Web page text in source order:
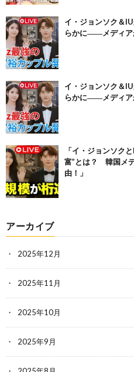
イ・ジョンソク＆
らかに――メディア
イ・ジョンソク＆
らかに――メディア
「イ・ジョンソク
富”とは？ 韓国メ
由！」
アーカイブ
2025年12月
2025年11月
2025年10月
2025年9月